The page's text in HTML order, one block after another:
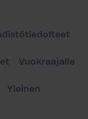
Vuokraajalle
Yleinen